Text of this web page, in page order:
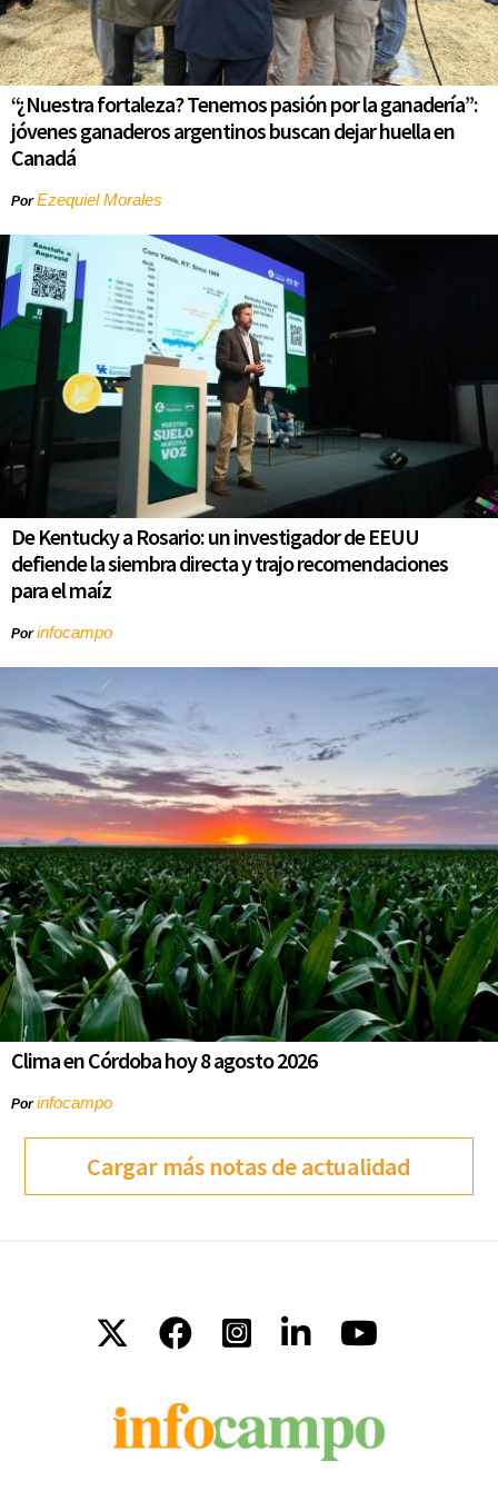
“¿Nuestra fortaleza? Tenemos pasión por la ganadería”:
jóvenes ganaderos argentinos buscan dejar huella en
Canadá
PorEzequiel Morales
De Kentucky a Rosario: un investigador de EEUU
defiende la siembra directa y trajo recomendaciones
para el maíz
Porinfocampo
Clima en Córdoba hoy 8 agosto 2026
Porinfocampo
Cargar más notas de actualidad